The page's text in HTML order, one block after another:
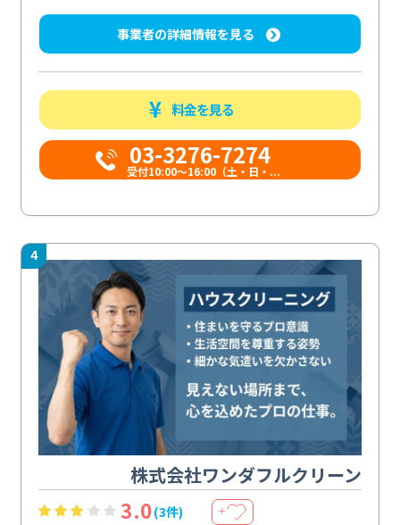
事業者の詳細情報を見る
料金を見る
03-3276-7274
受付10:00〜16:00（土・日・...
4
株式会社ワンダフルクリーン
3.0(3件) ＋